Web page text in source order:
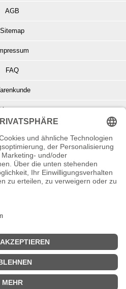
AGB
Sitemap
FAQ
u. Elektronikgeräten
von Kundenbewertungen